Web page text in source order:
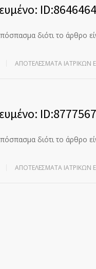
ID:8646464
διότι το άρθρο
ΑΠΟΤΕΛΈΣΜΑΤΑ ΙΑΤΡΙΚΏΝ
ID:8777567
διότι το άρθρο
ΑΠΟΤΕΛΈΣΜΑΤΑ ΙΑΤΡΙΚΏΝ